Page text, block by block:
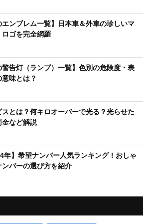
エンブレム一覧】日本車＆外車の珍しいマ
ロゴを完全網羅
警告灯（ランプ）一覧】色別の危険度・表
味とは？
スとは？何キロオーバーで光る？光らせた
金など解説
年】希望ナンバー人気ランキング！おしゃ
ンバーの選び方を紹介